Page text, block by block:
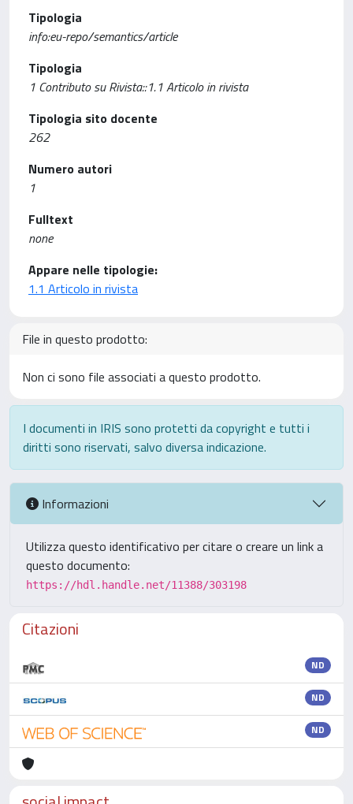
Tipologia
info:eu-repo/semantics/article
Tipologia
1 Contributo su Rivista::1.1 Articolo in rivista
Tipologia sito docente
262
Numero autori
1
Fulltext
none
Appare nelle tipologie:
1.1 Articolo in rivista
File in questo prodotto:
Non ci sono file associati a questo prodotto.
I documenti in IRIS sono protetti da copyright e tutti i
diritti sono riservati, salvo diversa indicazione.
Informazioni
Utilizza questo identificativo per citare o creare un link a
questo documento:
https://hdl.handle.net/11388/303198
Citazioni
ND
ND
ND